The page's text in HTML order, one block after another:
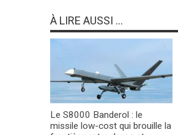
À LIRE AUSSI ...
Le S8000 Banderol : le
missile low-cost qui brouille la